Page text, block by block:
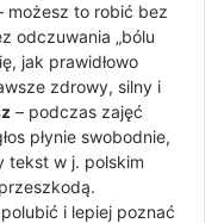
możesz to robić bez
odczuwania „bólu
jak prawidłowo
zdrowy, silny i
– podczas zajęć
płynie swobodnie,
tekst w j. polskim
i lepiej poznać